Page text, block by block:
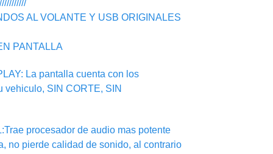
AL VOLANTE Y USB ORIGINALES
PANTALLA
La pantalla cuenta con los
vehiculo, SIN CORTE, SIN
procesador de audio mas potente
no pierde calidad de sonido, al contrario